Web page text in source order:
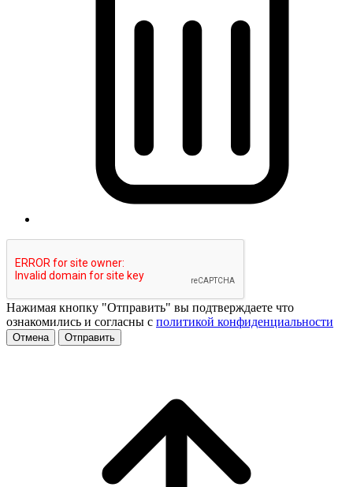
Нажимая кнопку "Отправить" вы подтверждаете что
ознакомились и согласны с политикой конфиденциальности
Отмена Отправить